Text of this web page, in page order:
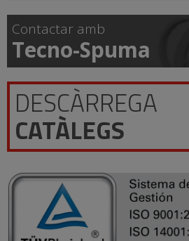
Contactar amb
Tecno-Spuma
DESCÀRREGA
CATÀLEGS